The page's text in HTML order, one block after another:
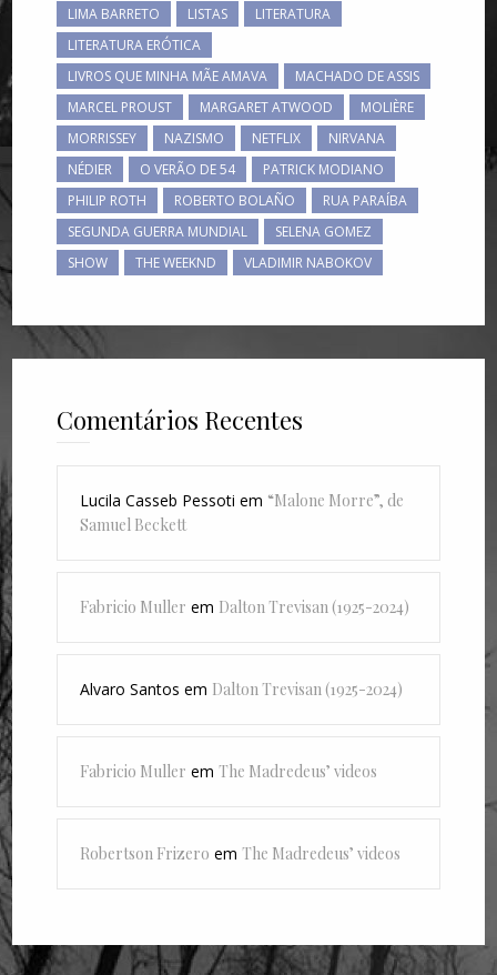
LIMA BARRETO
LISTAS
LITERATURA
LITERATURA ERÓTICA
LIVROS QUE MINHA MÃE AMAVA
MACHADO DE ASSIS
MARCEL PROUST
MARGARET ATWOOD
MOLIÈRE
MORRISSEY
NAZISMO NETFLIX
NIRVANA
NÉDIER
O VERÃO DE 54
PATRICK MODIANO
PHILIP ROTH
ROBERTO BOLAÑO
RUA PARAÍBA
SEGUNDA GUERRA MUNDIAL
SELENA GOMEZ
SHOW
THE WEEKND VLADIMIR NABOKOV
Comentários Recentes
Lucila Casseb Pessoti em “Malone Morre”, de
Samuel Beckett
Fabricio Muller em Dalton Trevisan (1925-2024)
Alvaro Santos em Dalton Trevisan (1925-2024)
Fabricio Muller emThe Madredeus’ videos
Robertson Frizero emThe Madredeus’ videos